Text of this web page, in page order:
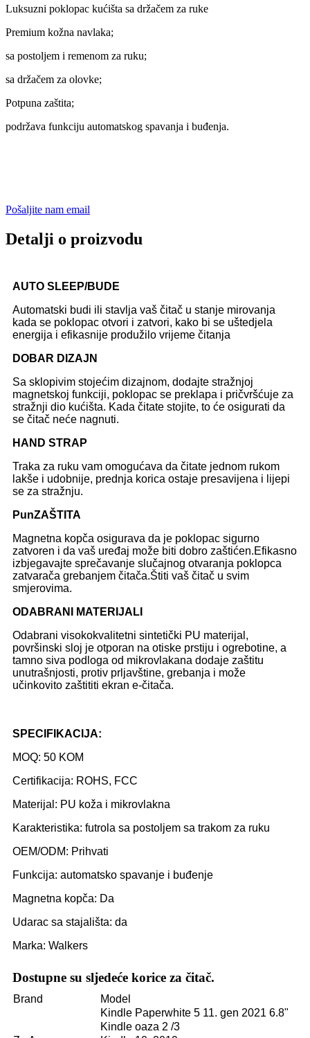
Luksuzni poklopac kućišta sa držačem za ruke
Premium kožna navlaka;
sa postoljem i remenom za ruku;
sa držačem za olovke;
Potpuna zaštita;
podržava funkciju automatskog spavanja i buđenja.
Pošaljite nam email
Detalji o proizvodu
AUTO SLEEP/BUDE
Automatski budi ili stavlja vaš čitač u stanje mirovanja
kada se poklopac otvori i zatvori, kako bi se uštedjela
energija i efikasnije produžilo vrijeme čitanja
DOBAR DIZAJN
Sa sklopivim stojećim dizajnom, dodajte stražnjoj
magnetskoj funkciji, poklopac se preklapa i pričvršćuje za
stražnji dio kućišta. Kada čitate stojite, to će osigurati da
se čitač neće nagnuti.
HAND STRAP
Traka za ruku vam omogućava da čitate jednom rukom
lakše i udobnije, prednja korica ostaje presavijena i lijepi
se za stražnju.
PunZAŠTITA
Magnetna kopča osigurava da je poklopac sigurno
zatvoren i da vaš uređaj može biti dobro zaštićen.Efikasno
izbjegavajte sprečavanje slučajnog otvaranja poklopca
zatvarača grebanjem čitača.Štiti vaš čitač u svim
smjerovima.
ODABRANI MATERIJALI
Odabrani visokokvalitetni sintetički PU materijal,
površinski sloj je otporan na otiske prstiju i ogrebotine, a
tamno siva podloga od mikrovlakana dodaje zaštitu
unutrašnjosti, protiv prljavštine, grebanja i može
učinkovito zaštititi ekran e-čitača.
SPECIFIKACIJA:
MOQ: 50 KOM
Certifikacija: ROHS, FCC
Materijal: PU koža i mikrovlakna
Karakteristika: futrola sa postoljem sa trakom za ruku
OEM/ODM: Prihvati
Funkcija: automatsko spavanje i buđenje
Magnetna kopča: Da
Udarac sa stajališta: da
Marka: Walkers
Dostupne su sljedeće korice za čitač.
Brand Model
Kindle Paperwhite 5 11. gen 2021 6.8"
Kindle oaza 2 /3